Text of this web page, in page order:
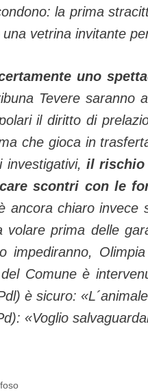
la prima
vetrina invitante
uno
Tevere saranno
il diritto di
che gioca in
investigativi, il rischio
scontri con le
ancora chiaro invece
volare prima delle
impediranno,
Comune è
è sicuro:
«Voglio